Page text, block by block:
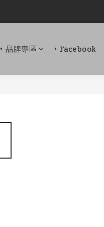
• 品牌專區 • Facebook